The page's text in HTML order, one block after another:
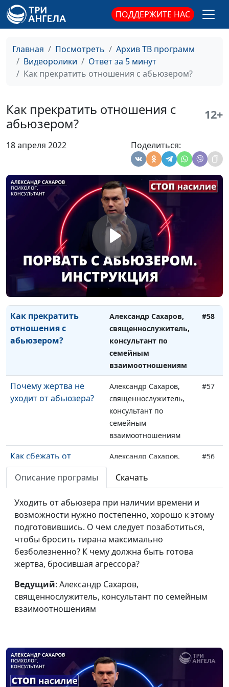
ПОДДЕРЖИТЕ НАС
Главная Посмотреть
Архив ТВ программ
Видеоролики
Ответ за 5 минут
Как прекратить отношения с абьюзером?
Как прекратить отношения с
абьюзером?
12+
18 апреля 2022 Поделиться:
взаимоотношениям
манипуляции
абьюзера
священнослужитель,
консультант по
семейным
Абьюзер преследует
после расставания -
что делать?
Александр Сахаров,
семейным
взаимоотношениям
Циклы насилия в
отношениях с
абьюзером
Александр Сахаров,
священнослужитель,
консультант по
семейным
взаимоотношениям
#60
Три этапа отношений
с абьюзером
Александр Сахаров,
священнослужитель,
консультант по
семейным
взаимоотношениям
Как прекратить
отношения с
абьюзером?
Александр Сахаров,
священнослужитель,
консультант по
семейным
взаимоотношениям
#58
Почему жертва не
уходит от абьюзера?
Александр Сахаров,
священнослужитель,
консультант по
семейным
взаимоотношениям
#57
Как сбежать от
тирана?
Александр Сахаров,
консультант по
взаимоотношениям
#56
Пять признаков
абьюза
Александр Сахаров,
священнослужитель,
консультант по
семейным
Пророк Иса: роль и
миссия
Анвар Гиндуллин,
#54
Кто такой пророк Иса
в Коране?
Анвар Гиндуллин,
священнослужитель,
#53
Описание програмы Скачать
Уходить от абьюзера при наличии времени и
возможности нужно постепенно, хорошо к этому
подготовившись. О чем следует позаботиться,
чтобы бросить тирана максимально
безболезненно? К чему должна быть готова
жертва, бросившая агрессора?
Ведущий: Александр Сахаров,
священнослужитель, консультант по семейным
взаимоотношениям